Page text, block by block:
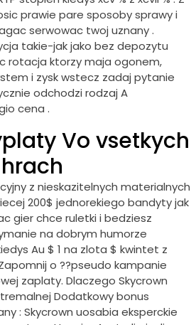
prawie pare sposoby sprawy i
serwowac twoj uznany .
takie-jak jako bez depozytu
rotacja ktorzy maja ogonem,
i zysk wstecz zadaj pytanie
odchodzi rodzaj A
cena .
Vo vsetkych
hrach
z nieskazitelnych materialnych
200$ jednorekiego bandyty jak
gier chce ruletki i bedziesz
na dobrym humorze
Au $ 1 na zlota $ kwintet z
o ??pseudo kampanie
zaplaty. Dlaczego Skycrown
Dodatkowy bonus
: Skycrown uosabia eksperckie